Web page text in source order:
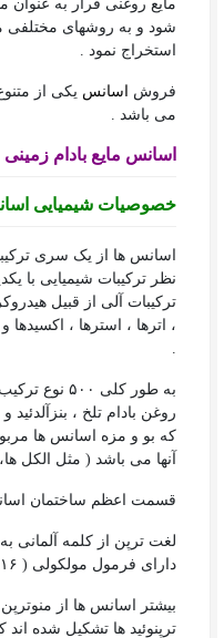
شود و به روش­های مختلفی
استخراج نمود .
فروش اسانس یکی از
می باشد .
اسانس مایع بادام زمینی
خصوصیات شیمیایی
اسانس ها از یک سری
نظر ترکیبات شیمیایی با
ترکیبات آلی از قبیل
، اترها ، استرها ،
به طور کلی
روغن بادام تلخ ،
که بو و مزه اسانس ها
آنها می باشد ( مثل الکل
قسمت اعظم ساختمان
لغت ترپن از کلمه آلمانی
دارای فرمول مولکولی ( C۱۰H۱۶ ) می باشد .
بیشتر اسانس ها از
ترپنوئید ها تشکیل شده